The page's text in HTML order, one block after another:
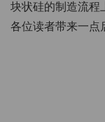
块状硅的制造流程
各位读者带来一点